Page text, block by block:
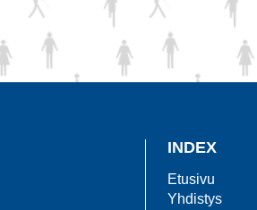
INDEX
Etusivu
Yhdistys